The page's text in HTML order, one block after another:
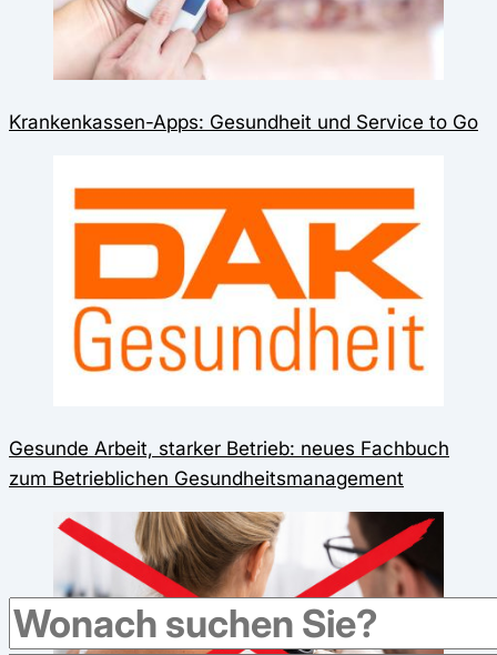
Krankenkassen-Apps: Gesundheit und Service to Go
Gesunde Arbeit, starker Betrieb: neues Fachbuch
zum Betrieblichen Gesundheitsmanagement